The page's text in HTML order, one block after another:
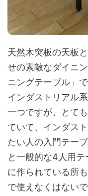
天然木突板の天板
せの素敵なダイニ
ニングテーブル」で
インダストリアル
一つですが、とて
ていて、インダス
たい人の入門テー
と一般的な4人用
に作られている所
で使えなくはない